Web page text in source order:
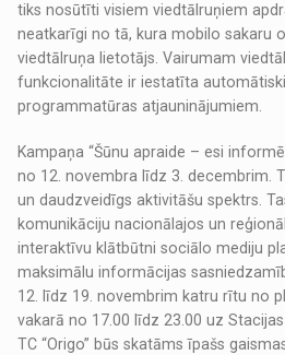
tiks nosūtīti visiem viedtālruņiem
neatkarīgi no tā, kura mobilo sakaru
viedtālruņa lietotājs. Vairumam
funkcionalitāte ir iestatīta
programmatūras atjauninājumiem.
Kampaņa “Šūnu apraide – esi
no 12. novembra līdz 3. decembrim.
un daudzveidīgs aktivitāšu spektrs.
komunikāciju nacionālajos un
interaktīvu klātbūtni sociālo mediju
maksimālu informācijas
12. līdz 19. novembrim katru rītu no
vakarā no 17.00 līdz 23.00 uz
TC “Origo” būs skatāms īpašs